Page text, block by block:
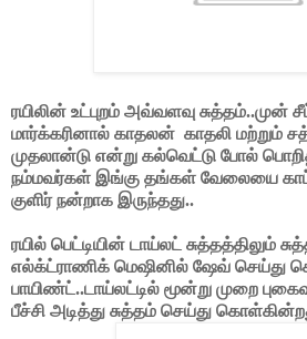
ரயிலின் உட்புறம் அவ்வளவு சுத்தம்..முன்
மார்க்கரினால் காதலன் காதலி மற்றும்
முதலான்டு என்று கல்வெட்டு போல்
நம்மவர்கள் இங்கு தங்கள் வேலையை
குளிர் நன்றாக இருந்தது..
ரயில் பெட்டியின் டாய்லட் சுத்தத்திலும்
எல்க்ட்ராணிக் மெஷினில் ஷேவ் செய்து
பாயிண்ட்..டாய்லட்டில் மூன்று முறை
பீச்சி அடித்து சுத்தம் செய்து